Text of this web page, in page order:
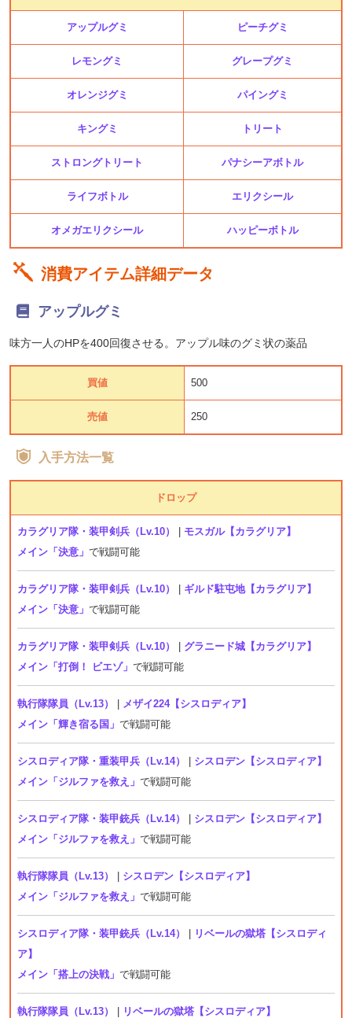
アップルグミ ピーチグミ
レモングミ グレープグミ
オレンジグミ パイングミ
キングミ トリート
ストロングトリート パナシーアボトル
ライフボトル エリクシール
オメガエリクシール ハッピーボトル
消費アイテム詳細データ
アップルグミ
味方一人のHPを400回復させる。アップル味のグミ状の薬品
買値 500
売値 250
入手方法一覧
ドロップ
カラグリア隊・装甲剣兵（Lv.10）
モスガル【カラグリア】
メイン「決意」 で戦闘可能
カラグリア隊・装甲剣兵（Lv.10）
ギルド駐屯地【カラグリア】
メイン「決意」 で戦闘可能
カラグリア隊・装甲剣兵（Lv.10）
グラニード城【カラグリア】
メイン「打倒！ ビエゾ」 で戦闘可能
執行隊隊員（Lv.13）
メザイ224【シスロディア】
メイン「輝き宿る国」 で戦闘可能
シスロディア隊・重装甲兵（Lv.14）
シスロデン【シスロディア】
メイン「ジルファを救え」 で戦闘可能
シスロディア隊・装甲銃兵（Lv.14）
シスロデン【シスロディア】
メイン「ジルファを救え」 で戦闘可能
執行隊隊員（Lv.13）
シスロデン【シスロディア】
メイン「ジルファを救え」 で戦闘可能
シスロディア隊・装甲銃兵（Lv.14）
リベールの獄塔【シスロディ
ア】
メイン「搭上の決戦」 で戦闘可能
執行隊隊員（Lv.13）
リベールの獄塔【シスロディア】